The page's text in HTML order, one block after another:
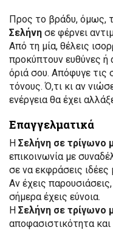
Προς το βράδυ, όμως,
Σελήνη σε φέρνει
Από τη μία, θέλεις
προκύπτουν ευθύνες ή
όριά σου. Απόφυγε τις
τόνους. Ό,τι κι αν
ενέργεια θα έχει
Επαγγελματικά
Η Σελήνη σε τρίγωνο
επικοινωνία με
σε να εκφράσεις
Αν έχεις
σήμερα έχεις εύνοια.
Η Σελήνη σε τρίγωνο
αποφασιστικότητα